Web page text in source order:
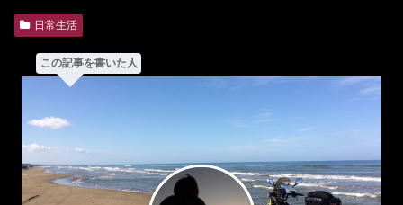
日常生活
この記事を書いた人